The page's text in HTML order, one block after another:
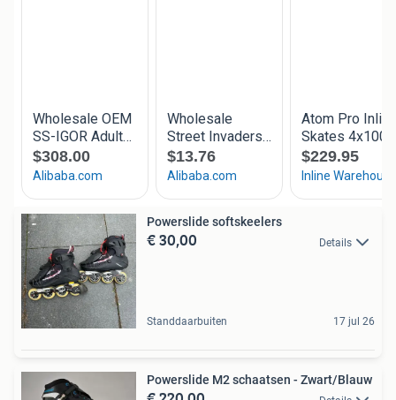
Powerslide softskeelers
€ 30,00 Details
Standdaarbuiten 17 jul 26
Powerslide M2 schaatsen - Zwart/Blauw